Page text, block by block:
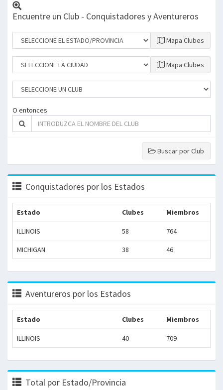
Encuentre un Club - Conquistadores y Aventureros
Mapa Clubes
Mapa Clubes
O entonces
Buscar por Club
Conquistadores por los Estados
Estado Clubes Miembros
ILLINOIS 58 764
MICHIGAN 38 46
Aventureros por los Estados
Estado Clubes Miembros
ILLINOIS 40 709
Total por Estado/Provincia